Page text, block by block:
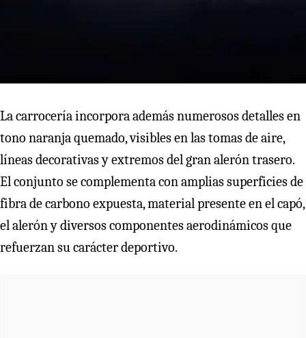
La carrocería incorpora además numerosos detalles en
tono naranja quemado, visibles en las tomas de aire,
líneas decorativas y extremos del gran alerón trasero.
El conjunto se complementa con amplias superficies de
fibra de carbono expuesta, material presente en el capó,
el alerón y diversos componentes aerodinámicos que
refuerzan su carácter deportivo.